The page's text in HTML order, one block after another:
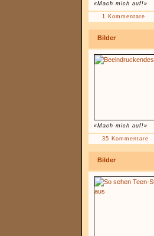
«Mach mich auf!»
1 Kommentare
Bilder
«Mach mich auf!»
35 Kommentare
Bilder